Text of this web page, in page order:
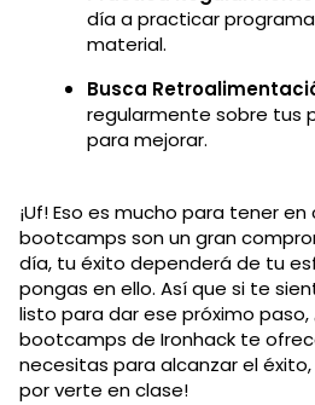
día a practicar
material.
Busca
regularmente sobre tus
para mejorar.
¡Uf! Eso es mucho para tener en
bootcamps son un gran
día, tu éxito dependerá de tu
pongas en ello. Así que si te
listo para dar ese próximo paso,
bootcamps de Ironhack te
necesitas para alcanzar el
por verte en clase!